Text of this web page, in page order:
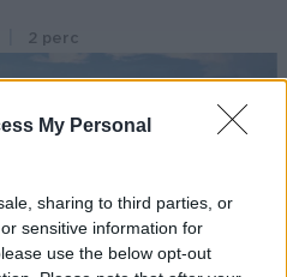
My Personal
sharing to third parties, or
sensitive information for
use the below opt-out
2 perc